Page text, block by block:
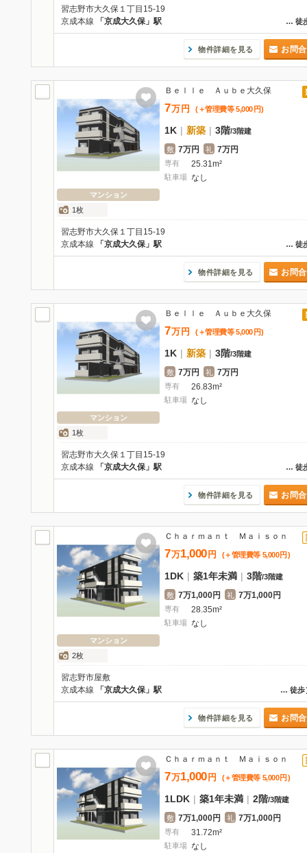
習志野市大久保１丁目15-19
… 徒
京成本線 「京成大久保」駅
物件詳細を見る お問
マンション
1枚
Ｂｅｌｌｅ Ａｕｂｅ大久保
7万 円 (＋管理費等 5,000 円)
1K | 新築 | 3階/3階建
敷 7万円 礼 7万円
専有 25.31m²
駐車場 なし
習志野市大久保１丁目15-19
… 徒
京成本線 「京成大久保」駅
物件詳細を見る お問
マンション
1枚
Ｂｅｌｌｅ Ａｕｂｅ大久保
7万 円 (＋管理費等 5,000 円)
1K | 新築 | 3階/3階建
敷 7万円 礼 7万円
専有 26.83m²
駐車場 なし
習志野市大久保１丁目15-19
… 徒
京成本線 「京成大久保」駅
物件詳細を見る お問
マンション
2枚
Ｃｈａｒｍａｎｔ Ｍａｉｓｏｎ
7万1,000 円 (＋管理費等 5,000 円 )
1DK | 築1年未満 | 3階/3階建
敷 7万1,000円 礼 7万1,000円
専有 28.35m²
駐車場 なし
習志野市屋敷
… 徒歩
京成本線 「京成大久保」駅
物件詳細を見る お問
Ｃｈａｒｍａｎｔ Ｍａｉｓｏｎ
7万1,000 円 (＋管理費等 5,000 円 )
1LDK | 築1年未満 | 2階/3階建
敷 7万1,000円 礼 7万1,000円
専有 31.72m²
駐車場 なし